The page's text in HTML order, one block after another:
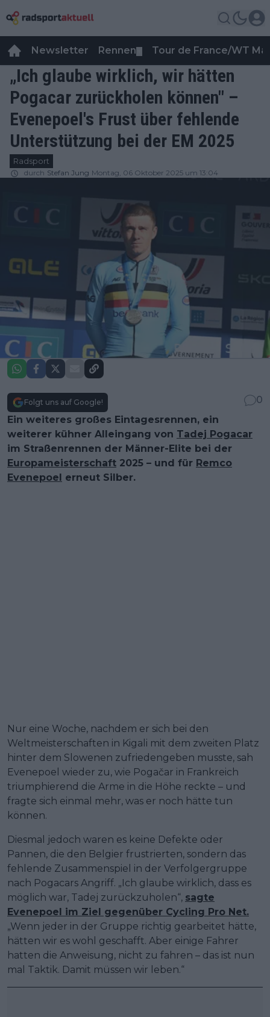
Newsletter Rennen Tour de France/WT
„Ich glaube wirklich, wir hätten
Pogacar zurückholen können" –
Evenepoel's Frust über fehlende
Unterstützung bei der EM 2025
Radsport
durch Stefan Jung Montag, 06 Oktober 2025 um 13:04
Folgt uns auf Google!
0
Ein weiteres großes Eintagesrennen, ein
weiterer kühner Alleingang von Tadej Pogacar
im Straßenrennen der Männer-Elite bei der
Europameisterschaft 2025 – und für Remco
Evenepoel erneut Silber.
Nur eine Woche, nachdem er sich bei den
Weltmeisterschaften in Kigali mit dem zweiten Platz
hinter dem Slowenen zufriedengeben musste, sah
Evenepoel wieder zu, wie Pogačar in Frankreich
triumphierend die Arme in die Höhe reckte – und
fragte sich einmal mehr, was er noch hätte tun
können.
Diesmal jedoch waren es keine Defekte oder
Pannen, die den Belgier frustrierten, sondern das
fehlende Zusammenspiel in der Verfolgergruppe
nach Pogacars Angriff. „Ich glaube wirklich, dass es
möglich war, Tadej zurückzuholen“, sagte
Evenepoel im Ziel gegenüber Cycling Pro Net.
„Wenn jeder in der Gruppe richtig gearbeitet hätte,
hätten wir es wohl geschafft. Aber einige Fahrer
hatten die Anweisung, nicht zu fahren – das ist nun
mal Taktik. Damit müssen wir leben.“